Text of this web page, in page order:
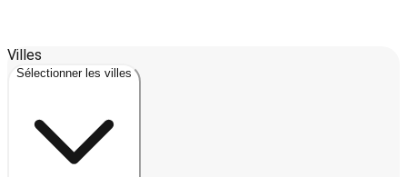
+
Villes
Sélectionner les villes